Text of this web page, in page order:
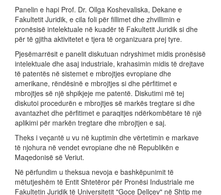
Panelin e hapi Prof. Dr. Ollga Koshevaliska, Dekane e
Fakultetit Juridik, e cila foli për fillimet dhe zhvillimin e
pronësisë intelektuale në kuadër të Fakultetit Juridik si dhe
për të gjitha aktivitetet e tjera të organizuara prej tyre.
Pjesëmarrësit e panelit diskutuan ndryshimet midis pronësisë
intelektuale dhe asaj industriale, krahasimin midis të drejtave
të patentës në sistemet e mbrojtjes evropiane dhe
amerikane, rëndësinë e mbrojtjes si dhe përfitimet e
mbrojtjes së një shpikjeje me patentë. Diskutimi më tej
diskutoi procedurën e mbrojtjes së markës tregtare si dhe
avantazhet dhe përfitimet e paraqitjes ndërkombëtare të një
aplikimi për markën tregtare dhe mbrojtjen e saj.
Theks i veçantë u vu në kuptimin dhe vërtetimin e markave
të njohura në vendet evropiane dhe në Republikën e
Maqedonisë së Veriut.
Në përfundim u theksua nevoja e bashkëpunimit të
mëtutjeshëm të Entit Shtetëror për Pronësi Industriale me
Fakultetin Juridik të Universitetit "Goce Dellçev" në Shtip me